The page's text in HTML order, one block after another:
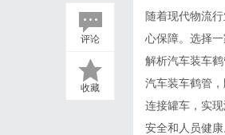
评论
收藏
随着现代物流
心保障。选择
解析汽车装车
汽车装车鹤管
连接罐车，实
安全和人员健